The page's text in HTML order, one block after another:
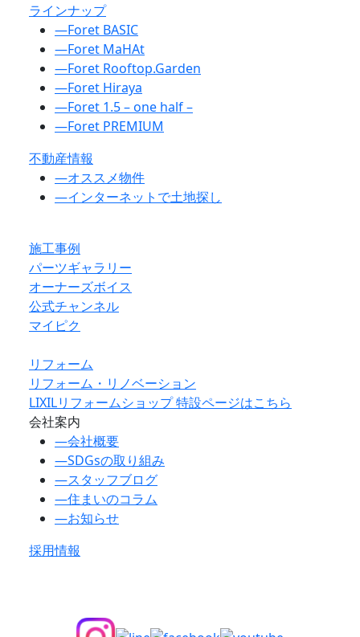
ラインナップ
―Foret BASIC
―Foret MaHAt
―Foret Rooftop.Garden
―Foret Hiraya
―Foret 1.5 – one half –
―Foret PREMIUM
不動産情報
―オススメ物件
―インターネットで土地探し
施工事例
パーツギャラリー
オーナーズボイス
公式チャンネル
マイピク
リフォーム
リフォーム・リノベーション
LIXILリフォームショップ 特設ページはこちら
会社案内
―会社概要
―SDGsの取り組み
―スタッフブログ
―住まいのコラム
―お知らせ
採用情報